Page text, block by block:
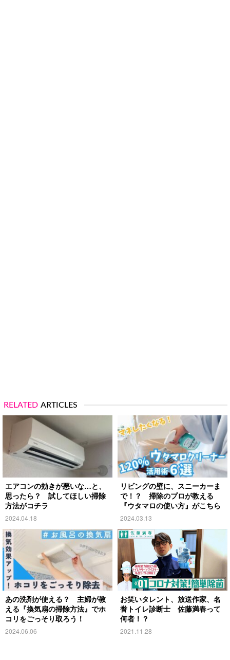
RELATED ARTICLES
エアコンの効きが悪いな…と、
思ったら？ 試してほしい掃除
方法がコチラ
2024.04.18
リビングの壁に、スニーカーま
で！？ 掃除のプロが教える
『ウタマロの使い方』がこちら
2024.03.13
あの洗剤が使える？ 主婦が教
える『換気扇の掃除方法』でホ
コリをごっそり取ろう！
2024.06.06
お笑いタレント、放送作家、名
誉トイレ診断士 佐藤満春って
何者！？
2021.11.28